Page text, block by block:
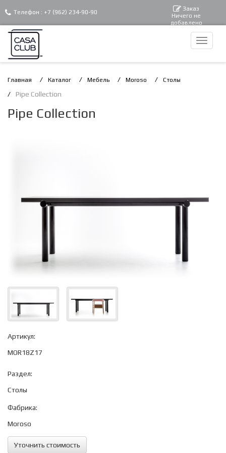
Телефон : +7 (962) 234-90-90 Заказ
Ничего не
добавлено
Главная Каталог Мебель Moroso Столы
Pipe Collection
Pipe Collection
Артикул:
MOR18Z17
Раздел:
Столы
Фабрика:
Moroso
Уточнить стоимость